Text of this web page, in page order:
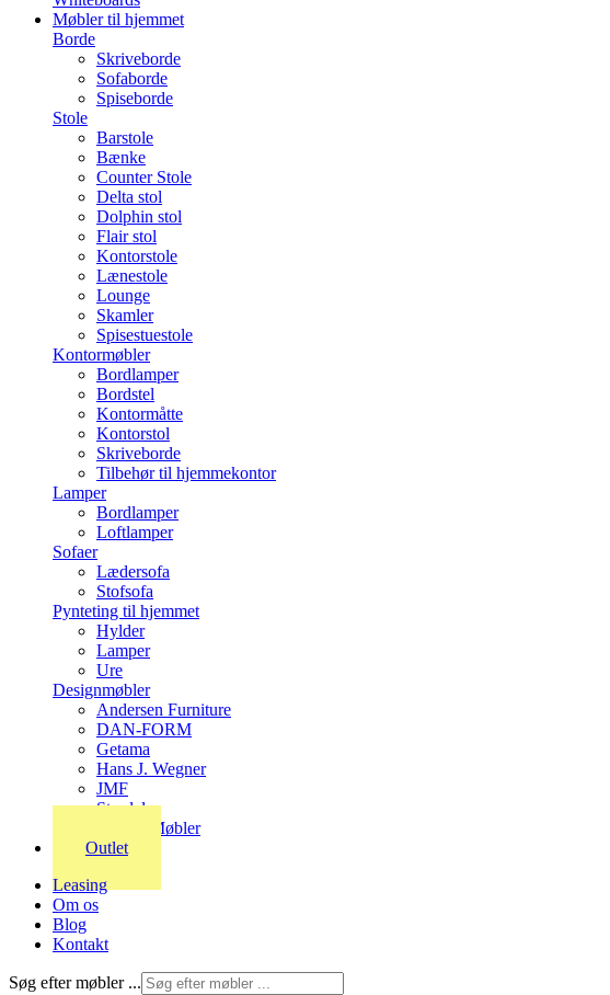
Møbler til hjemmet
Borde
Skriveborde
Sofaborde
Spiseborde
Stole
Barstole
Bænke
Counter Stole
Delta stol
Dolphin stol
Flair stol
Kontorstole
Lænestole
Lounge
Skamler
Spisestuestole
Kontormøbler
Bordlamper
Bordstel
Kontormåtte
Kontorstol
Skriveborde
Tilbehør til hjemmekontor
Lamper
Bordlamper
Loftlamper
Sofaer
Lædersofa
Stofsofa
Pynteting til hjemmet
Hylder
Lamper
Ure
Designmøbler
Andersen Furniture
DAN-FORM
Getama
Hans J. Wegner
JMF
Stordal
Stouby Møbler
Outlet
Leasing
Om os
Blog
Kontakt
Søg efter møbler ...